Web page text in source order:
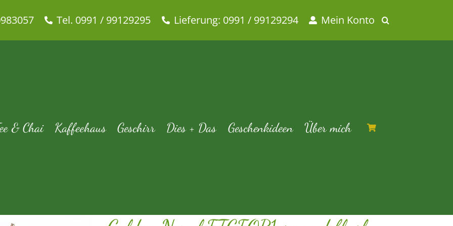
Tel. 0991 / 99129295 Lieferung: 0991 / 99129294 Mein Konto
& Chai Kaffeehaus Geschirr Dies + Das Geschenkideen Über mich